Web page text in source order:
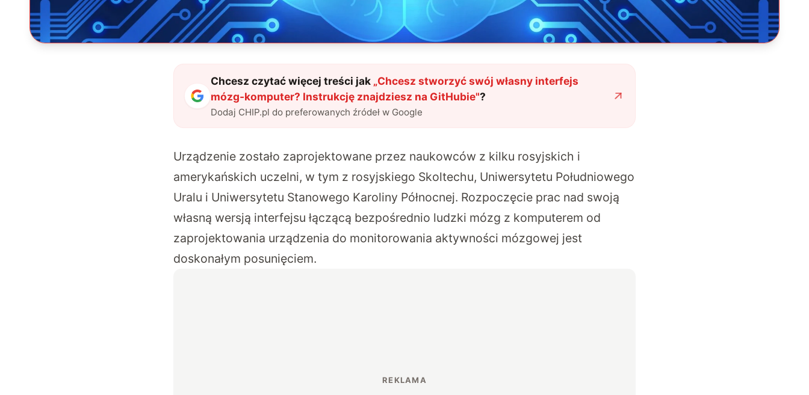
Chcesz czytać więcej treści jak „Chcesz stworzyć swój własny interfejs
mózg-komputer? Instrukcję znajdziesz na GitHubie"?
Dodaj CHIP.pl do preferowanych źródeł w Google
Urządzenie zostało zaprojektowane przez naukowców z kilku rosyjskich i
amerykańskich uczelni, w tym z rosyjskiego Skoltechu, Uniwersytetu Południowego
Uralu i Uniwersytetu Stanowego Karoliny Północnej. Rozpoczęcie prac nad swoją
własną wersją interfejsu łączącą bezpośrednio ludzki mózg z komputerem od
zaprojektowania urządzenia do monitorowania aktywności mózgowej jest
doskonałym posunięciem.